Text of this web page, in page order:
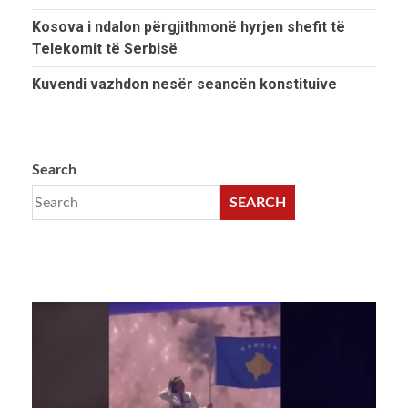
Kosova i ndalon përgjithmonë hyrjen shefit të
Telekomit të Serbisë
Kuvendi vazhdon nesër seancën konstituive
Search
SEARCH